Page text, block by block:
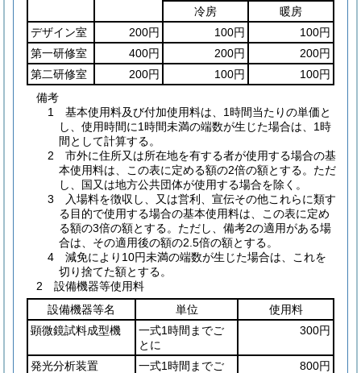
冷房
暖房
デザイン室
200円 100円
100円
第一研修室
400円 200円
200円
第二研修室
200円 100円
100円
備考
1 基本使用料及び付加使用料は、1時間当たりの単価と
し、使用時間に1時間未満の端数が生じた場合は、1時
間として計算する。
2 市外に住所又は所在地を有する者が使用する場合の基
本使用料は、この表に定める額の2倍の額とする。ただ
し、国又は地方公共団体が使用する場合を除く。
3 入場料を徴収し、又は営利、宣伝その他これらに類す
る目的で使用する場合の基本使用料は、この表に定め
る額の3倍の額とする。ただし、備考2の適用がある場
合は、その適用後の額の2.5倍の額とする。
4 減免により10円未満の端数が生じた場合は、これを
切り捨てた額とする。
2 設備機器等使用料
設備機器等名
単位
使用料
顕微鏡試料成型機
一式1時間までご
とに
300円
発光分析装置
一式1時間までご
800円